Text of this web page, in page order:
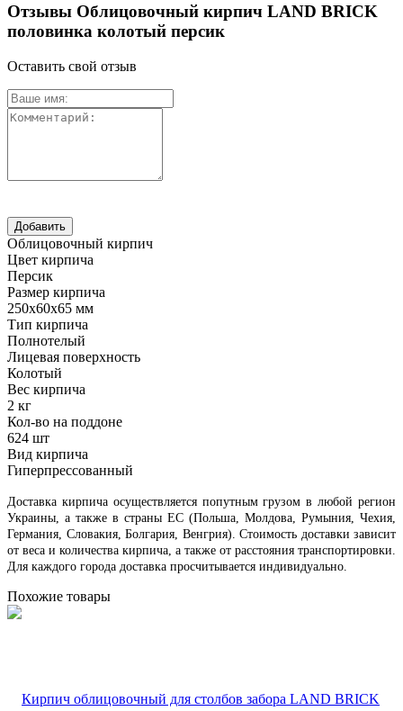
Отзывы Облицовочный кирпич LAND BRICK
половинка колотый персик
Оставить свой отзыв
Облицовочный кирпич
Цвет кирпича
Персик
Размер кирпича
250х60х65 мм
Тип кирпича
Полнотелый
Лицевая поверхность
Колотый
Вес кирпича
2 кг
Кол-во на поддоне
624 шт
Вид кирпича
Гиперпрессованный
Доставка кирпича осуществляется попутным грузом в любой регион
Украины, а также в страны ЕС (Польша, Молдова, Румыния, Чехия,
Германия, Словакия, Болгария, Венгрия). Стоимость доставки зависит
от веса и количества кирпича, а также от расстояния транспортировки.
Для каждого города доставка просчитывается индивидуально.
Похожие товары